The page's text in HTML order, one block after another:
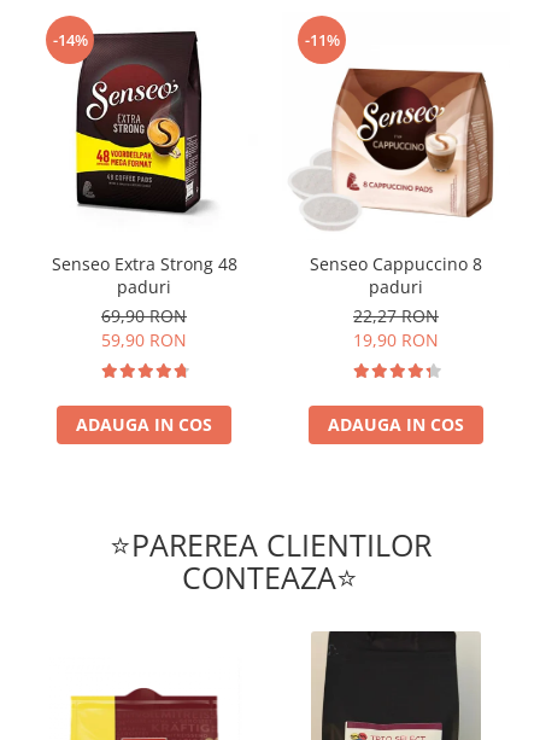
-14%
Senseo Extra Strong 48
paduri
69,90 RON
59,90 RON
ADAUGA IN COS
-11%
Senseo Cappuccino 8
paduri
22,27 RON
19,90 RON
ADAUGA IN COS
⭐PAREREA CLIENTILOR
CONTEAZA⭐